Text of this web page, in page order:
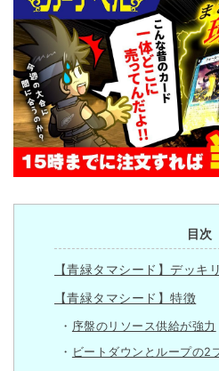
目次
【青緑タマシード】デッキ
【青緑タマシード】特徴
序盤のリソース供給が強力
ビートダウンとループの2